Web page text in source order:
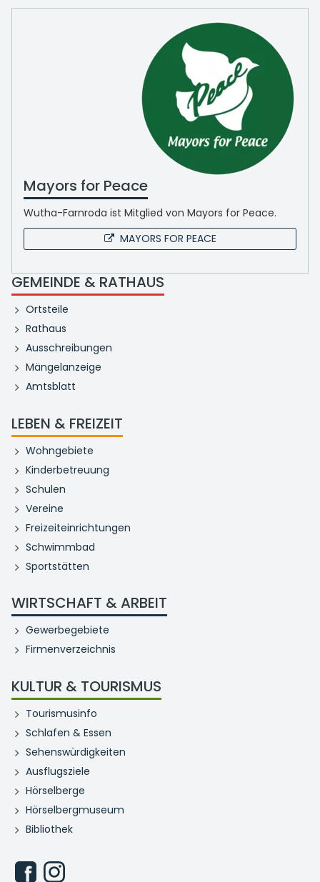
Mayors for Peace
Wutha-Farnroda ist Mitglied von Mayors for Peace.
MAYORS FOR PEACE
GEMEINDE & RATHAUS
Ortsteile
Rathaus
Ausschreibungen
Mängelanzeige
Amtsblatt
LEBEN & FREIZEIT
Wohngebiete
Kinderbetreuung
Schulen
Vereine
Freizeiteinrichtungen
Schwimmbad
Sportstätten
WIRTSCHAFT & ARBEIT
Gewerbegebiete
Firmenverzeichnis
KULTUR & TOURISMUS
Tourismusinfo
Schlafen & Essen
Sehenswürdigkeiten
Ausflugsziele
Hörselberge
Hörselbergmuseum
Bibliothek